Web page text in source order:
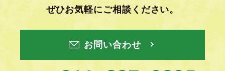
ぜひお気軽にご相談ください。
お問い合わせ